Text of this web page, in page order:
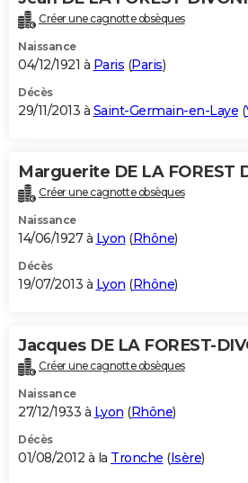
Créer une cagnotte obsèques
Naissance
04/12/1921 à Paris (Paris)
Décès
29/11/2013 à Saint-Germain-en-Laye (
Marguerite DE LA FOREST
Créer une cagnotte obsèques
Naissance
14/06/1927 à Lyon (Rhône)
Décès
19/07/2013 à Lyon (Rhône)
Jacques DE LA FOREST-
Créer une cagnotte obsèques
Naissance
27/12/1933 à Lyon (Rhône)
Décès
01/08/2012 à la Tronche (Isère)